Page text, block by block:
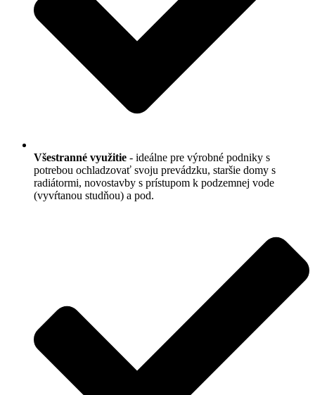
Všestranné využitie - ideálne pre výrobné podniky s
potrebou ochladzovať svoju prevádzku, staršie domy s
radiátormi, novostavby s prístupom k podzemnej vode
(vyvŕtanou studňou) a pod.